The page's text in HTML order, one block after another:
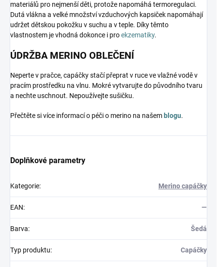
materiálů pro nejmenší děti, protože napomáhá termoregulaci.
Dutá vlákna a velké množství vzduchových kapsiček napomáhají
udržet dětskou pokožku v suchu a v teple. Díky těmto
vlastnostem je vhodná dokonce i proekzematiky.
ÚDRŽBA MERINO OBLEČENÍ
Neperte v pračce, capáčky stačí přeprat v ruce ve vlažné vodě v
pracím prostředku na vlnu. Mokré vytvarujte do původního tvaru
a nechte uschnout. Nepoužívejte sušičku.
Přečtěte si více informací o péči o merino na našem blogu.
Doplňkové parametry
Kategorie: Merino capáčky
EAN: —
Barva: Šedá
Typ produktu: Capáčky